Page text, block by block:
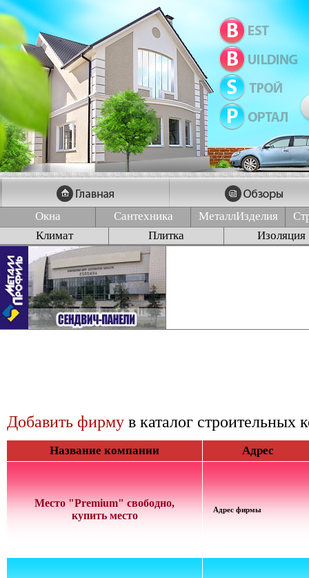
Окна Сантехника МеталлИзделия
Климат
Плитка Изоляция
Добавить фирму в каталог строительных
Название компании Адрес
Место "Premium" свободно,
купить место
Адрес фирмы